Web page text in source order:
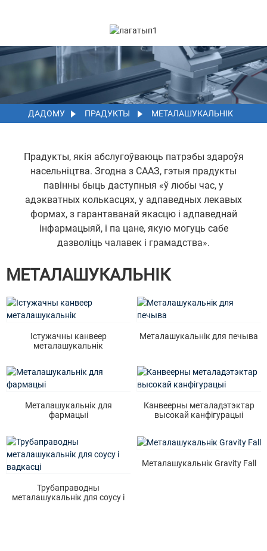
ДАДОМУ ПРАДУКТЫ МЕТАЛАШУКАЛЬНІК
Прадукты, якія абслугоўваюць патрэбы здароўя
насельніцтва. Згодна з СААЗ, гэтыя прадукты
павінны быць даступныя «ў любы час, у
адэкватных колькасцях, у адпаведных лекавых
формах, з гарантаванай якасцю і адпаведнай
інфармацыяй, і па цане, якую могуць сабе
дазволіць чалавек і грамадства».
МЕТАЛАШУКАЛЬНІК
Істужачны канвеер
металашукальнік
Металашукальнік для печыва
Металашукальнік для
фармацыі
Канвеерны металадэтэктар
высокай канфігурацыі
Трубаправодны
металашукальнік для соусу і
Металашукальнік Gravity Fall